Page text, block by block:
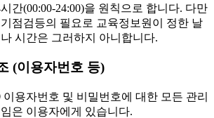
시간(00:00-24:00)을 원칙으로 합니다. 다만
점검등의 필요로 교육정보원이 정한 날
시간은 그러하지 아니합니다.
(이용자번호 등)
용자번호 및 비밀번호에 대한 모든 관리
은 이용자에게 있습니다.